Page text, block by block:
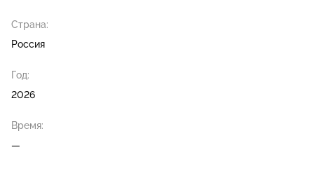
Страна:
Россия
Год:
2026
Время:
—